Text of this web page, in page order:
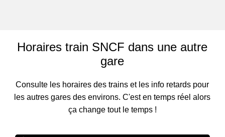
Horaires train SNCF dans une autre
gare
Consulte les horaires des trains et les info retards pour
les autres gares des environs. C'est en temps réel alors
ça change tout le temps !